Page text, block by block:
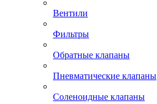
Вентили
Фильтры
Обратные клапаны
Пневматические клапаны
Соленоидные клапаны